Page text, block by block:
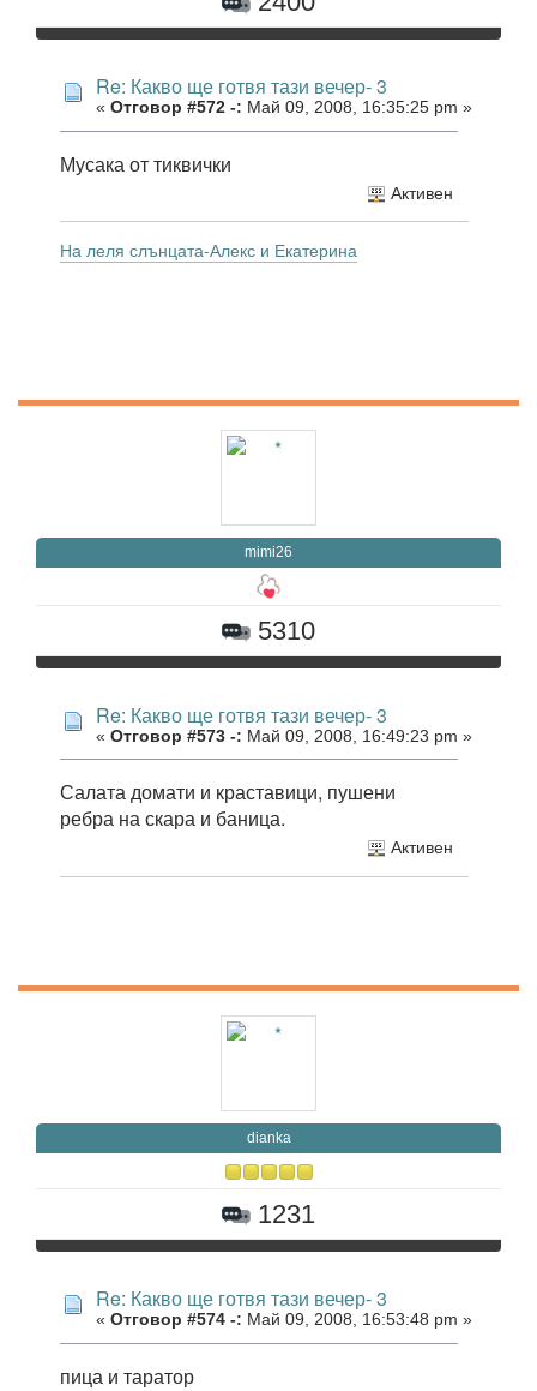
Re: Какво ще готвя тази вечер- 3
« Отговор #572 -: Май 09, 2008, 16:35:25 pm »
Мусака от тиквички
Активен
На леля слънцата-Алекс и Екатерина
mimi26
5310
Re: Какво ще готвя тази вечер- 3
« Отговор #573 -: Май 09, 2008, 16:49:23 pm »
Салата домати и краставици, пушени
ребра на скара и баница.
Активен
dianka
1231
Re: Какво ще готвя тази вечер- 3
« Отговор #574 -: Май 09, 2008, 16:53:48 pm »
пица и таратор